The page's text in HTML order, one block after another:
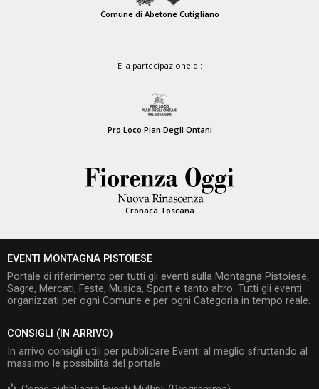
Comune di Abetone Cutigliano
E la partecipazione di:
Pro Loco Pian Degli Ontani
Cronaca Toscana
EVENTI MONTAGNA PISTOIESE
Portale di riferimento per tutti gli eventi sulla Montagna Pistoiese,
Sagre, Mercati, Feste, Musica, Sport e tanto altro. Tutti gli eventi
organizzati per ogni Comune e per ogni Categoria in tempo reale.
CONSIGLI (IN ARRIVO)
In arrivo consigli utili per pubblicare Eventi al meglio sfruttando al
massimo le possibilità del portale.